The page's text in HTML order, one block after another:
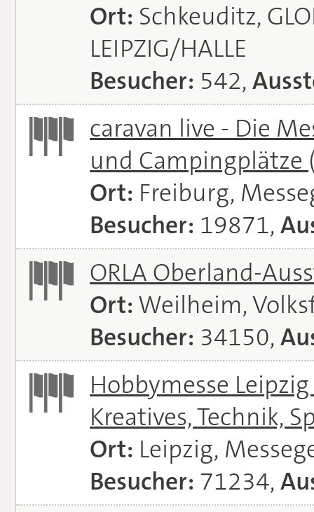
Ort: Schkeuditz,
LEIPZIG/HALLE
Besucher: 542,
caravan live - Die
und Campingplätze
Ort: Freiburg,
Besucher: 19871,
ORLA Oberland-
Ort: Weilheim,
Besucher: 34150,
Hobbymesse
Kreatives, Technik,
Ort: Leipzig,
Besucher: 71234,